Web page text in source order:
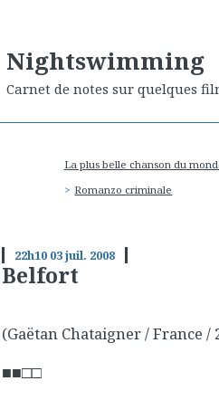
Nightswimming
Carnet de notes sur quelques
La plus belle chanson du
Romanzo criminale
22h10 03juil. 2008
Belfort
(Gaëtan Chataigner / France /
■■□□